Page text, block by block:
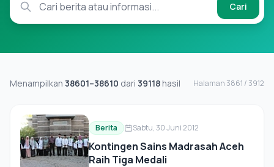
Cari
Menampilkan 38601–38610 dari 39118 hasil Halaman 3861 / 3912
Berita Sabtu, 30 Juni 2012
Kontingen Sains Madrasah Aceh
Raih Tiga Medali